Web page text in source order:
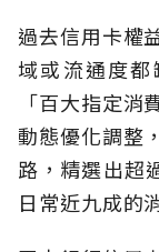
過去信用卡權
域或流通度
「百大指定
動態優化調整
路，精選出超
日常近九成的